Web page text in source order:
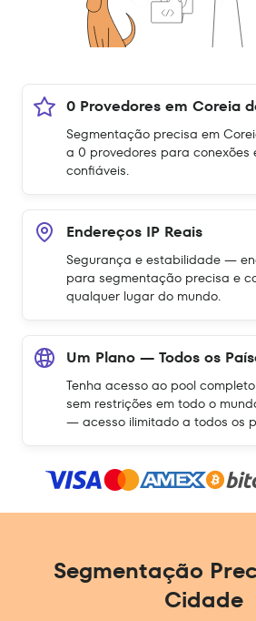
0 Provedores em Coreia
Segmentação precisa em
a 0 provedores para conexões
confiáveis.
Endereços IP Reais
Segurança e estabilidade —
para segmentação precisa e
qualquer lugar do mundo.
Um Plano — Todos os
Tenha acesso ao pool
sem restrições em todo o
— acesso ilimitado a todos os
Segmentação
Cidade